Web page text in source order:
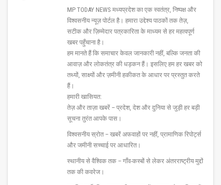
MP TODAY NEWS मध्यप्रदेश का एक स्वतंत्र, निष्पक्ष और
विश्वसनीय न्यूज़ पोर्टल है। हमारा उद्देश्य पाठकों तक तेज़,
सटीक और ज़िम्मेदार पत्रकारिता के माध्यम से हर महत्वपूर्ण
खबर पहुँचाना है।
हम मानते हैं कि समाचार केवल जानकारी नहीं, बल्कि जनता की
आवाज़ और लोकतंत्र की धड़कन हैं। इसलिए हम हर खबर को
तथ्यों, साक्ष्यों और ज़मीनी हकीकत के आधार पर प्रस्तुत करते
हैं।
हमारी खासियत:
तेज़ और ताज़ा खबरें – प्रदेश, देश और दुनिया से जुड़ी हर बड़ी
सूचना तुरंत आपके पास।
विश्वसनीय स्रोत – खबरें अफवाहों पर नहीं, प्रामाणिक रिपोर्ट्स
और जमीनी सच्चाई पर आधारित।
स्थानीय से वैश्विक तक – गाँव-कस्बों से लेकर अंतरराष्ट्रीय मुद्दों
तक की कवरेज।